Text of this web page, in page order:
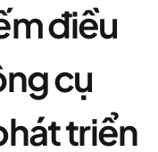
điều
cụ
triển